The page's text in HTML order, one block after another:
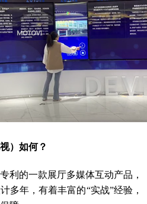
）如何？
利的一款展厅多媒体互动产品，
多年，有着丰富的“实战”经验，